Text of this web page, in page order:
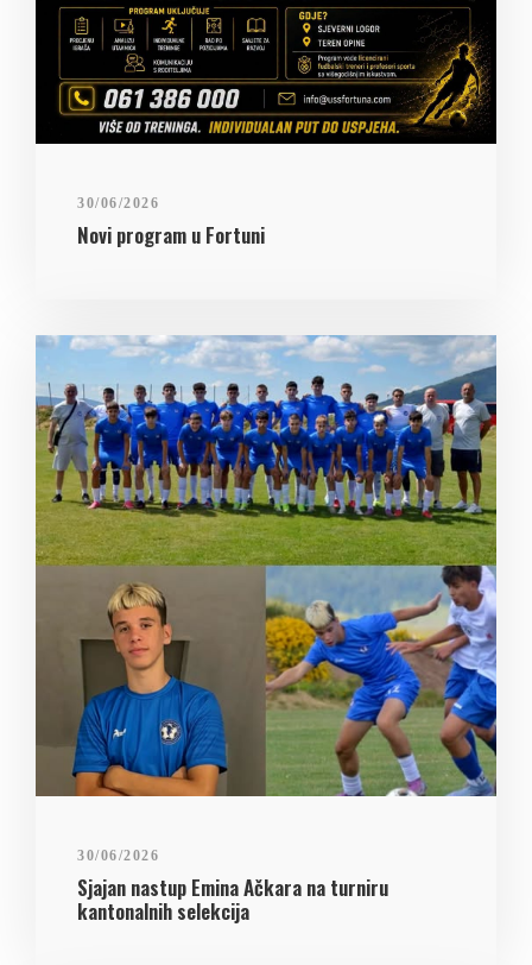
30/06/2026
Novi program u Fortuni
30/06/2026
Sjajan nastup Emina Ačkara na turniru
kantonalnih selekcija